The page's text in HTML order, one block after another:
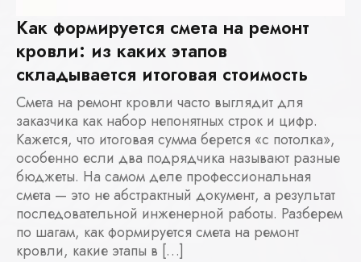
Как формируется смета на ремонт
кровли: из каких этапов
складывается итоговая стоимость
Смета на ремонт кровли часто выглядит для
заказчика как набор непонятных строк и цифр.
Кажется, что итоговая сумма берется «с потолка»,
особенно если два подрядчика называют разные
бюджеты. На самом деле профессиональная
смета — это не абстрактный документ, а результат
последовательной инженерной работы. Разберем
по шагам, как формируется смета на ремонт
кровли, какие этапы в […]